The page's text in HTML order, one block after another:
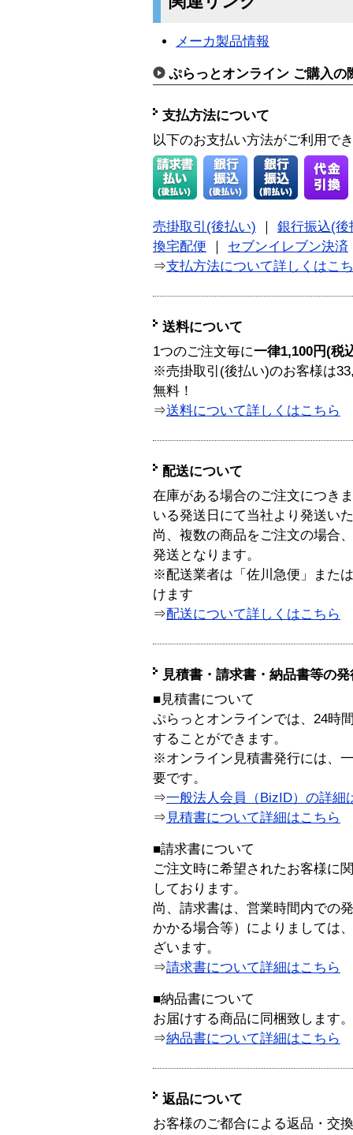
メーカ製品情報
ぷらっとオンライン ご購入の
支払方法について
以下のお支払い方法がご利用で
売掛取引(後払い)
銀行振込(後
換宅配便
セブンイレブン決済
⇒支払方法について詳しくはこ
送料について
1つのご注文毎に一律1,100円(税
※売掛取引(後払い)のお客様は
無料！
⇒送料について詳しくはこちら
配送について
在庫がある場合のご注文につき
いる発送日にて当社より発送い
尚、複数の商品をご注文の場合
発送となります。
※配送業者は「佐川急便」また
けます
⇒配送について詳しくはこちら
見積書・請求書・納品書等の
■見積書について
ぷらっとオンラインでは、24時
することができます。
※オンライン見積書発行には、
要です。
⇒一般法人会員（BizID）の詳細
⇒ 見積書について詳細はこちら
■請求書について
ご注文時に希望されたお客様に
しております。
尚、請求書は、営業時間内での
かかる場合等）によりましては
ざいます。
⇒請求書について詳細はこちら
■納品書について
お届けする商品に同梱致します。
⇒納品書について詳細はこちら
返品について
お客様のご都合による返品・交